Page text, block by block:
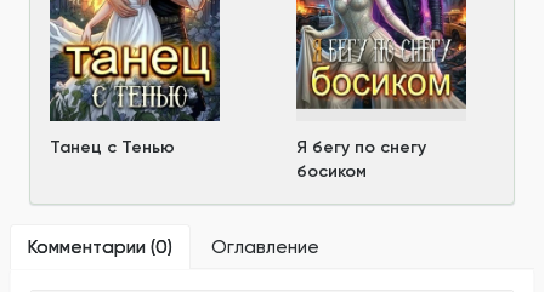
Танец с Тенью
Я бегу по снегу
босиком
Комментарии (0) Оглавление